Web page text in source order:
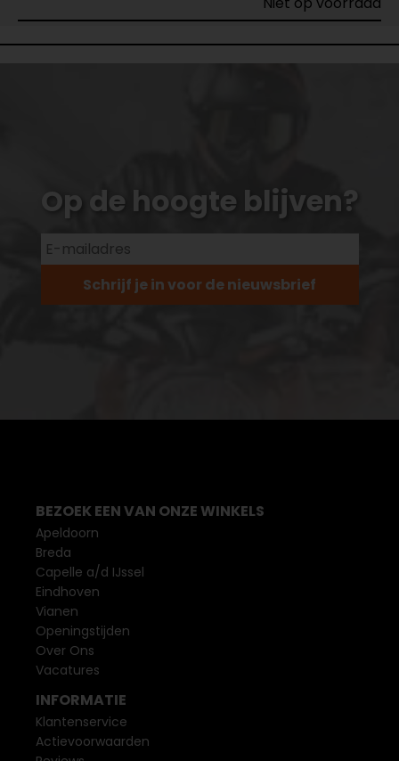
Op de hoogte blijven?
Schrijf je in voor de nieuwsbrief
BEZOEK EEN VAN ONZE WINKELS
Apeldoorn
Breda
Capelle a/d IJssel
Eindhoven
Vianen
Openingstijden
Over Ons
Vacatures
INFORMATIE
Klantenservice
Actievoorwaarden